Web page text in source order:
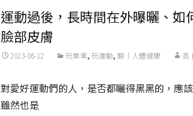
運動過後，長時間在外曝曬、如
臉部皮膚
2023-06-12 玩單車, 玩運動, 聊｜人體健康 高
對愛好運動們的人，是否都曬得黑黑的，應
雖然也是